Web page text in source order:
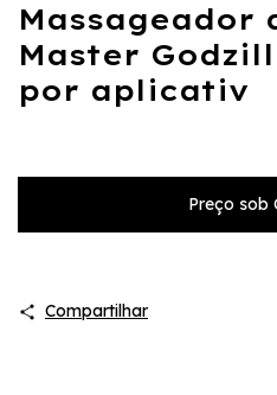
Massageador
Master
por aplicativ
Compartilhar